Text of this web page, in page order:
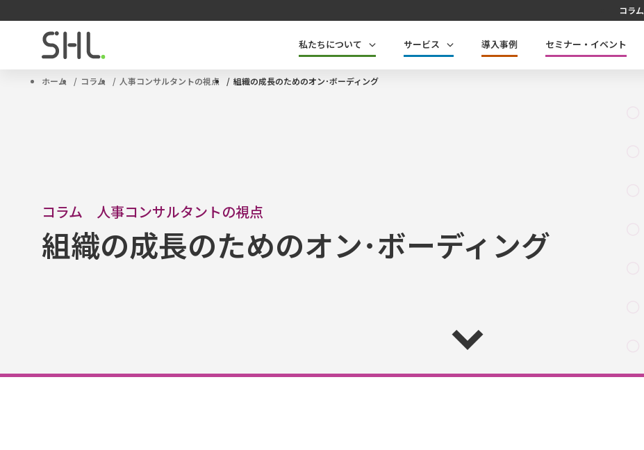
コラム
私たちについて サービス 導入事例 セミナー・イベント
ホーム コラム 人事コンサルタントの視点 組織の成長のためのオン･ボーディング
コラム 人事コンサルタントの視点
組織の成長のためのオン･ボーディング